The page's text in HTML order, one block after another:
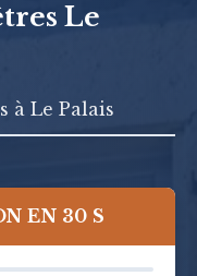
Le
à Le Palais
EN 30 S